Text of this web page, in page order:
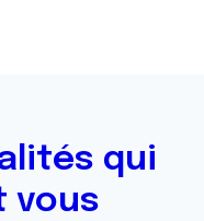
qui
vous